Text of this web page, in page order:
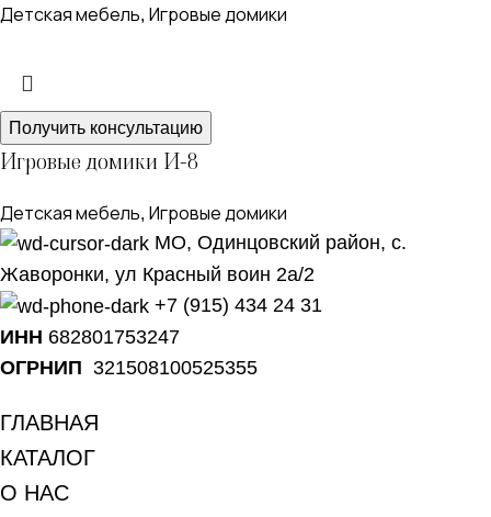
Детская мебель, Игровые домики
Получить консультацию
Игровые домики И-8
Детская мебель, Игровые домики
МО, Одинцовский район, с.
Жаворонки, ул Красный воин 2а/2
+7 (915) 434 24 31
ИНН 682801753247
ОГРНИП 321508100525355
ГЛАВНАЯ
КАТАЛОГ
О НАС